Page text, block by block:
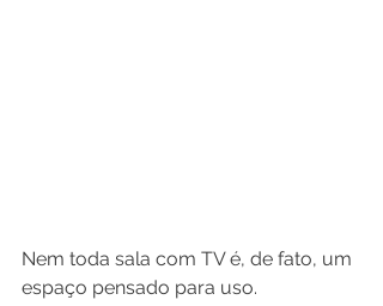
Nem toda sala com TV é, de fato, um
espaço pensado para uso.